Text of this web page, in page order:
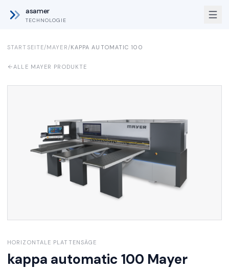
asamer
TECHNOLOGIE
STARTSEITE/MAYER/KAPPA AUTOMATIC 100
ALLE MAYER PRODUKTE
HORIZONTALE PLATTENSÄGE
kappa automatic 100 Mayer